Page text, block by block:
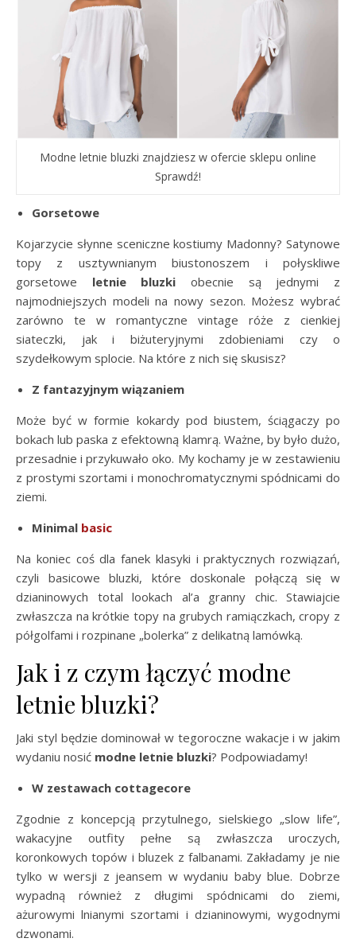
Modne letnie bluzki znajdziesz w ofercie sklepu online
Sprawdź!
Gorsetowe
Kojarzycie słynne sceniczne kostiumy Madonny? Satynowe
topy z usztywnianym biustonoszem i połyskliwe
gorsetowe letnie bluzki obecnie są jednymi z
najmodniejszych modeli na nowy sezon. Możesz wybrać
zarówno te w romantyczne vintage róże z cienkiej
siateczki, jak i biżuteryjnymi zdobieniami czy o
szydełkowym splocie. Na które z nich się skusisz?
Z fantazyjnym wiązaniem
Może być w formie kokardy pod biustem, ściągaczy po
bokach lub paska z efektowną klamrą. Ważne, by było dużo,
przesadnie i przykuwało oko. My kochamy je w zestawieniu
z prostymi szortami i monochromatycznymi spódnicami do
ziemi.
Minimal basic
Na koniec coś dla fanek klasyki i praktycznych rozwiązań,
czyli basicowe bluzki, które doskonale połączą się w
dzianinowych total lookach al’a granny chic. Stawiajcie
zwłaszcza na krótkie topy na grubych ramiączkach, cropy z
półgolfami i rozpinane „bolerka” z delikatną lamówką.
Jak i z czym łączyć modne
letnie bluzki?
Jaki styl będzie dominował w tegoroczne wakacje i w jakim
wydaniu nosić modne letnie bluzki? Podpowiadamy!
W zestawach cottagecore
Zgodnie z koncepcją przytulnego, sielskiego „slow life”,
wakacyjne outfity pełne są zwłaszcza uroczych,
koronkowych topów i bluzek z falbanami. Zakładamy je nie
tylko w wersji z jeansem w wydaniu baby blue. Dobrze
wypadną również z długimi spódnicami do ziemi,
ażurowymi lnianymi szortami i dzianinowymi, wygodnymi
dzwonami.